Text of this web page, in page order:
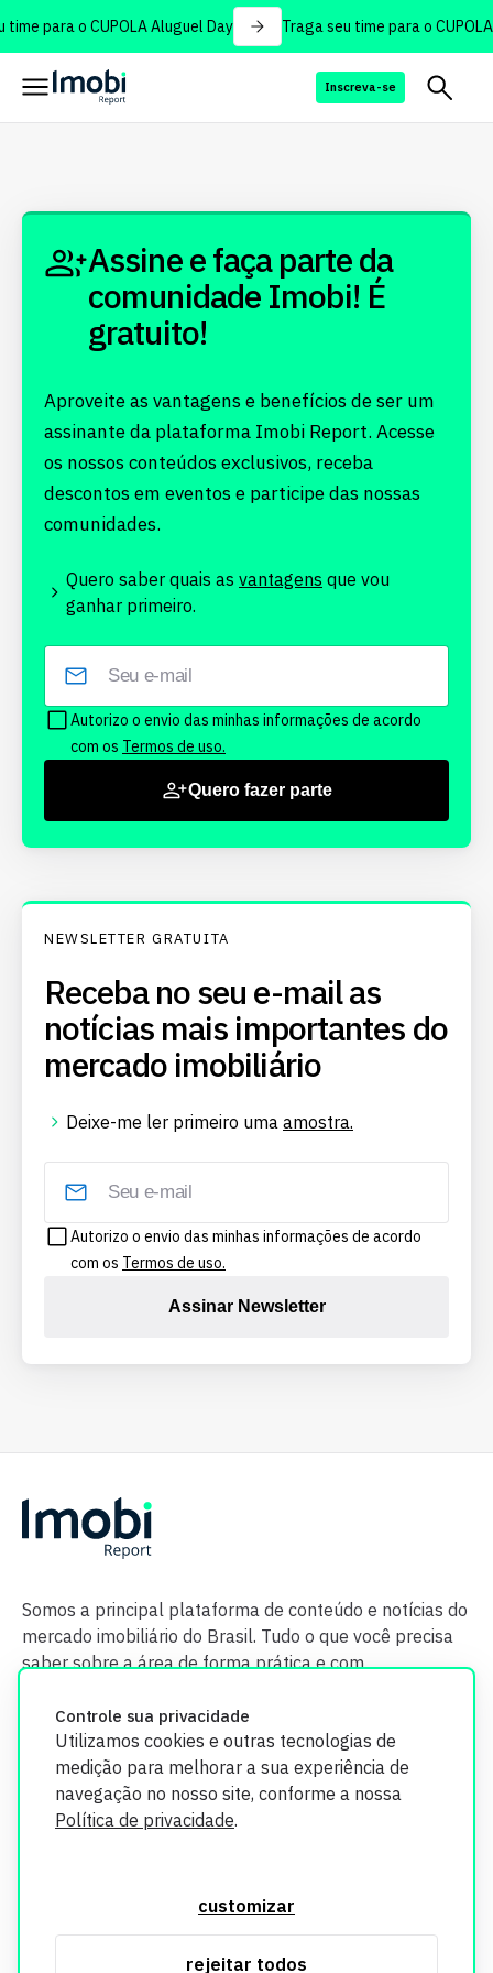
para o CUPOLA Aluguel Day Traga seu time para o
Inscreva-se
Controle sua privacidade
Utilizamos cookies e outras tecnologias de
medição para melhorar a sua experiência de
navegação no nosso site, conforme a nossa
Política de privacidade.
customizar
rejeitar todos
Assine e faça parte da
comunidade Imobi! É
gratuito!
Aproveite as vantagens e benefícios de ser um
assinante da plataforma Imobi Report. Acesse
os nossos conteúdos exclusivos, receba
descontos em eventos e participe das nossas
comunidades.
Quero saber quais as vantagens que vou
ganhar primeiro.
Autorizo o envio das minhas informações de acordo
com os Termos de uso.
Quero fazer parte
NEWSLETTER GRATUITA
Receba no seu e-mail as
notícias mais importantes do
mercado imobiliário
Deixe-me ler primeiro uma amostra.
Autorizo o envio das minhas informações de acordo
com os Termos de uso.
Assinar Newsletter
Somos a principal plataforma de conteúdo e notícias do
mercado imobiliário do Brasil. Tudo o que você precisa
saber sobre a área de forma prática e com
segurança. Todos os dados coletados em nosso site são
utilizados exclusivamente para fins de aprimoramento de
informações, consulte nossa Política de Privacidade.